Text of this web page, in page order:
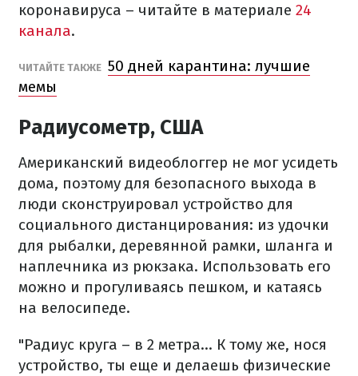
коронавируса – читайте в материале 24
канала.
ЧИТАЙТЕ ТАКЖЕ 50 дней карантина: лучшие
мемы
Радиусометр, США
Американский видеоблоггер не мог усидеть
дома, поэтому для безопасного выхода в
люди сконструировал устройство для
социального дистанцирования: из удочки
для рыбалки, деревянной рамки, шланга и
наплечника из рюкзака. Использовать его
можно и прогуливаясь пешком, и катаясь
на велосипеде.
"Радиус круга – в 2 метра... К тому же, нося
устройство, ты еще и делаешь физические